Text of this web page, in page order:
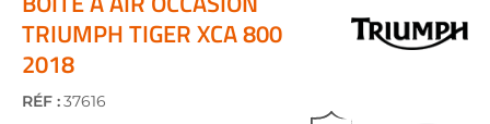
beginning
of
the
images
gallery
TRIUMPH TIGER XCA 800
2018
RÉF :37616